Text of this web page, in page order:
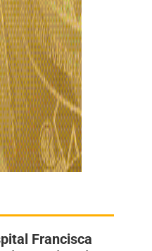
Francisca